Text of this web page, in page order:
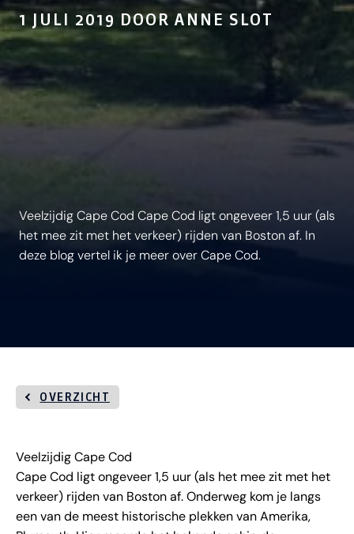
1 JULI 2019 DOOR ANNE SLOT
​Veelzijdig Cape Cod Cape Cod ligt ongeveer 1,5 uur (als
het mee zit met het verkeer) rijden van Boston af. In
deze blog vertel ik je meer over Cape Cod.
OVERZICHT
Veelzijdig Cape Cod
Cape Cod ligt ongeveer 1,5 uur (als het mee zit met het
verkeer) rijden van Boston af. Onderweg kom je langs
een van de meest historische plekken van Amerika,